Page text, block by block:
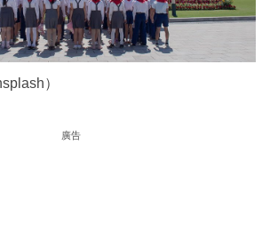
）
廣告